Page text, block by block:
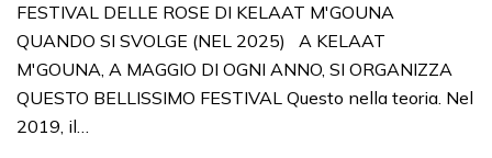
FESTIVAL DELLE ROSE DI KELAAT M'GOUNA
QUANDO SI SVOLGE (NEL 2025) A KELAAT
M'GOUNA, A MAGGIO DI OGNI ANNO, SI ORGANIZZA
QUESTO BELLISSIMO FESTIVAL Questo nella teoria. Nel
2019, il…